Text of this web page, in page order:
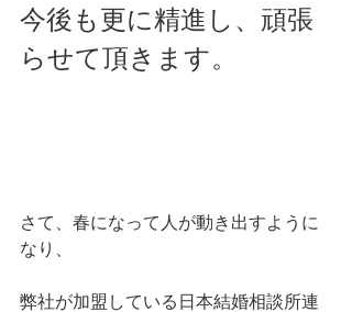
今後も更に精進し、頑張
らせて頂きます。
さて、春になって人が動き出すように
なり、
弊社が加盟している日本結婚相談所連